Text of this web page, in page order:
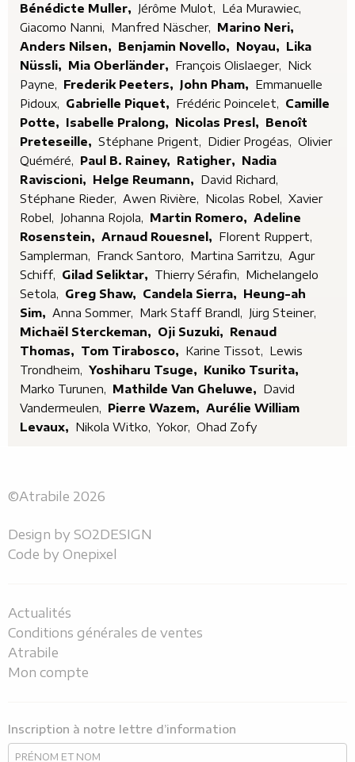
Bénédicte Muller, Jérôme Mulot,
Léa Murawiec,
Giacomo Nanni, Manfred Näscher, Marino Neri,
Anders Nilsen, Benjamin Novello, Noyau, Lika
Nüssli, Mia Oberländer, François Olislaeger, Nick
Payne, Frederik Peeters, John Pham, Emmanuelle
Pidoux, Gabrielle Piquet, Frédéric Poincelet, Camille
Potte, Isabelle Pralong, Nicolas Presl, Benoît
Preteseille, Stéphane Prigent, Didier Progéas, Olivier
Quéméré,
Paul B. Rainey, Ratigher, Nadia
Raviscioni, Helge Reumann, David Richard,
Stéphane Rieder,
Awen Rivière, Nicolas Robel, Xavier
Robel, Johanna Rojola, Martin Romero, Adeline
Rosenstein, Arnaud Rouesnel, Florent Ruppert,
Samplerman, Franck Santoro, Martina Sarritzu, Agur
Schiff, Gilad Seliktar, Thierry Sérafin, Michelangelo
Setola, Greg Shaw, Candela Sierra, Heung-ah
Sim, Anna Sommer, Mark Staff Brandl, Jürg Steiner,
Michaël Sterckeman,
Oji Suzuki, Renaud
Thomas, Tom Tirabosco, Karine Tissot, Lewis
Trondheim, Yoshiharu Tsuge, Kuniko Tsurita,
Marko Turunen, Mathilde Van Gheluwe, David
Vandermeulen, Pierre Wazem, Aurélie William
Levaux, Nikola Witko, Yokor, Ohad Zofy
©Atrabile 2026
Design by SO2DESIGN
Code by Onepixel
Actualités
Conditions générales de ventes
Atrabile
Mon compte
Inscription à notre lettre d’information